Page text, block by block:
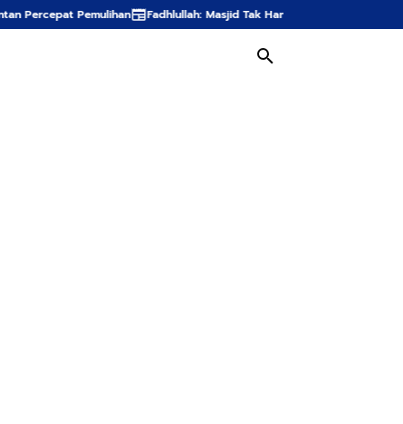
Fadhlullah: Masjid Tak Hanya Tempat Ibadah, tetapi Pusat Pembinaan